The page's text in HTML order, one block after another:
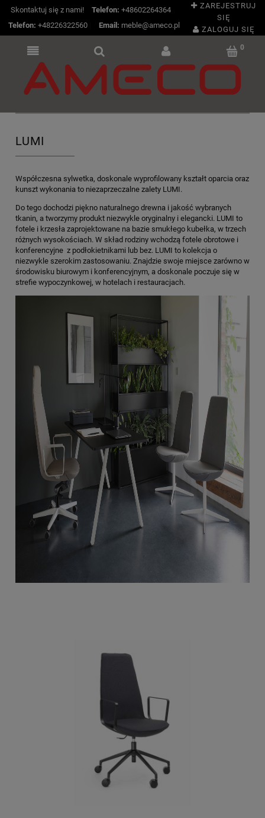
Skontaktuj się z nami! Telefon: +48602264364
Telefon: +48226322560| Email: meble@ameco.pl
ZAREJESTRUJ
SIĘ
ZALOGUJ SIĘ
LUMI
Współczesna sylwetka, doskonale wyprofilowany kształt oparcia oraz
kunszt wykonania to niezaprzeczalne zalety LUMI.
Do tego dochodzi piękno naturalnego drewna i jakość wybranych
tkanin, a tworzymy produkt niezwykle oryginalny i elegancki. LUMI to
fotele i krzesła zaprojektowane na bazie smukłego kubełka, w trzech
różnych wysokościach. W skład rodziny wchodzą fotele obrotowe i
konferencyjne z podłokietnikami lub bez. LUMI to kolekcja o
niezwykle szerokim zastosowaniu. Znajdzie swoje miejsce zarówno w
środowisku biurowym i konferencyjnym, a doskonale poczuje się w
strefie wypoczynkowej, w hotelach i restauracjach.